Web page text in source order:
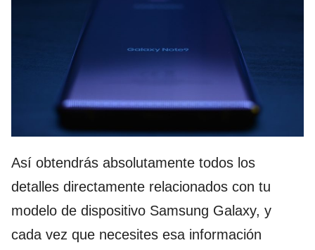
Así obtendrás absolutamente todos los
detalles directamente relacionados con tu
modelo de dispositivo Samsung Galaxy, y
cada vez que necesites esa información